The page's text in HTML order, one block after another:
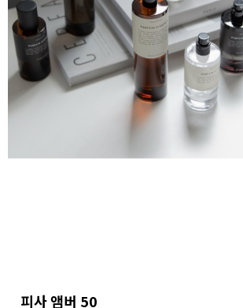
피사 앰버 50